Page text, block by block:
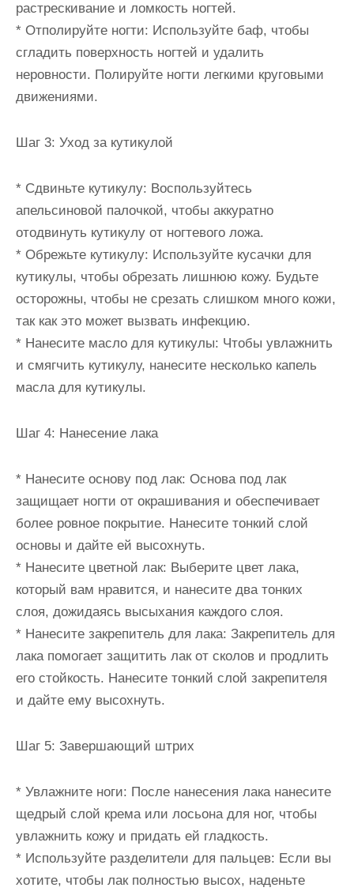
растрескивание и ломкость ногтей.
* Отполируйте ногти: Используйте баф, чтобы
сгладить поверхность ногтей и удалить
неровности. Полируйте ногти легкими круговыми
движениями.
Шаг 3: Уход за кутикулой
* Сдвиньте кутикулу: Воспользуйтесь
апельсиновой палочкой, чтобы аккуратно
отодвинуть кутикулу от ногтевого ложа.
* Обрежьте кутикулу: Используйте кусачки для
кутикулы, чтобы обрезать лишнюю кожу. Будьте
осторожны, чтобы не срезать слишком много кожи,
так как это может вызвать инфекцию.
* Нанесите масло для кутикулы: Чтобы увлажнить
и смягчить кутикулу, нанесите несколько капель
масла для кутикулы.
Шаг 4: Нанесение лака
* Нанесите основу под лак: Основа под лак
защищает ногти от окрашивания и обеспечивает
более ровное покрытие. Нанесите тонкий слой
основы и дайте ей высохнуть.
* Нанесите цветной лак: Выберите цвет лака,
который вам нравится, и нанесите два тонких
слоя, дожидаясь высыхания каждого слоя.
* Нанесите закрепитель для лака: Закрепитель для
лака помогает защитить лак от сколов и продлить
его стойкость. Нанесите тонкий слой закрепителя
и дайте ему высохнуть.
Шаг 5: Завершающий штрих
* Увлажните ноги: После нанесения лака нанесите
щедрый слой крема или лосьона для ног, чтобы
увлажнить кожу и придать ей гладкость.
* Используйте разделители для пальцев: Если вы
хотите, чтобы лак полностью высох, наденьте